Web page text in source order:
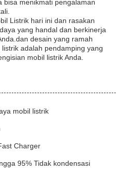
bisa menikmati pengalaman
Listrik hari ini dan rasakan
yang handal dan berkinerja
desain yang ramah
adalah pendamping yang
mobil listrik Anda.
mobil listrik
Charger
95% Tidak kondensasi